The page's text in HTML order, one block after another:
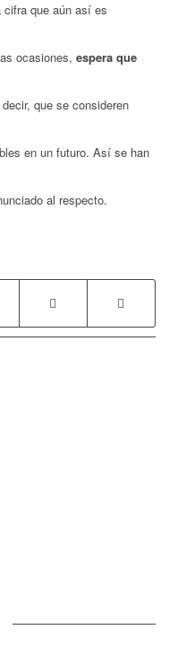
que aún así es
ocasiones, espera que
que se consideren
en un futuro. Así se han
al respecto.